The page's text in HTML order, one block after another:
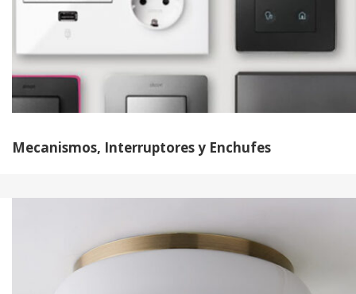
Mecanismos, Interruptores y Enchufes